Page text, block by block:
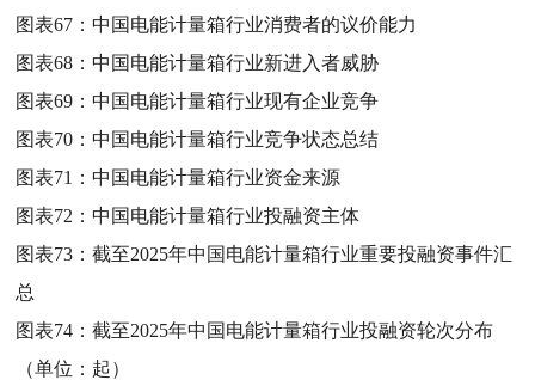
图表67：中国电能计量箱行业消费者的议价能力
图表68：中国电能计量箱行业新进入者威胁
图表69：中国电能计量箱行业现有企业竞争
图表70：中国电能计量箱行业竞争状态总结
图表71：中国电能计量箱行业资金来源
图表72：中国电能计量箱行业投融资主体
图表73：截至2025年中国电能计量箱行业重要投融资事件汇
总
图表74：截至2025年中国电能计量箱行业投融资轮次分布
（单位：起）